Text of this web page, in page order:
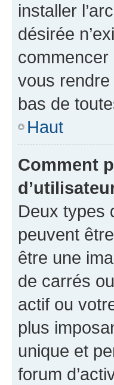
installer
désirée
commencer
vous
bas de
Haut
Comment
Deux types
peuvent
être une
de carrés
actif ou
plus
unique et
forum